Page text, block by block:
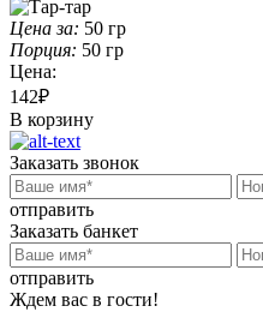
Цена за: 50 гр
Порция: 50 гр
Цена:
142₽
В корзину
Заказать звонок
отправить
Заказать банкет
отправить
Ждем вас в гости!